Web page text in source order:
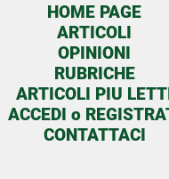
HOME PAGE
ARTICOLI
OPINIONI
RUBRICHE
ARTICOLI PIU
ACCEDI o
CONTATTACI